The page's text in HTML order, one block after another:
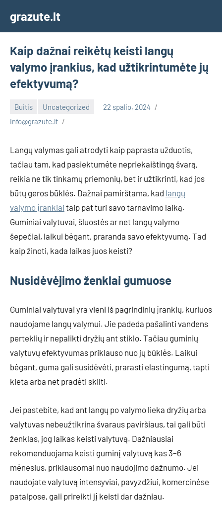
content
grazute.lt
Kaip dažnai reikėtų keisti langų
valymo įrankius, kad užtikrintumėte jų
efektyvumą?
Buitis Uncategorized
22 spalio, 2024
info@grazute.lt
Langų valymas gali atrodyti kaip paprasta užduotis,
tačiau tam, kad pasiektumėte nepriekaištingą švarą,
reikia ne tik tinkamų priemonių, bet ir užtikrinti, kad jos
būtų geros būklės. Dažnai pamirštama, kad langų
valymo įrankiai taip pat turi savo tarnavimo laiką.
Guminiai valytuvai, šluostės ar net langų valymo
šepečiai, laikui bėgant, praranda savo efektyvumą. Tad
kaip žinoti, kada laikas juos keisti?
Nusidėvėjimo ženklai gumuose
Guminiai valytuvai yra vieni iš pagrindinių įrankių, kuriuos
naudojame langų valymui. Jie padeda pašalinti vandens
perteklių ir nepalikti dryžių ant stiklo. Tačiau guminių
valytuvų efektyvumas priklauso nuo jų būklės. Laikui
bėgant, guma gali susidėvėti, prarasti elastingumą, tapti
kieta arba net pradėti skilti.
Jei pastebite, kad ant langų po valymo lieka dryžių arba
valytuvas nebeužtikrina švaraus paviršiaus, tai gali būti
ženklas, jog laikas keisti valytuvą. Dažniausiai
rekomenduojama keisti guminį valytuvą kas 3–6
mėnesius, priklausomai nuo naudojimo dažnumo. Jei
naudojate valytuvą intensyviai, pavyzdžiui, komercinėse
patalpose, gali prireikti jį keisti dar dažniau.